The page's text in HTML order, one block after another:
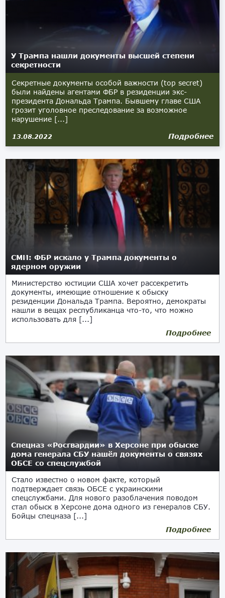
У Трампа нашли документы высшей степени
секретности
Секретные документы особой важности (top secret)
были найдены агентами ФБР в резиденции экс-
президента Дональда Трампа. Бывшему главе США
грозит уголовное преследование за возможное
нарушение [...]
13.08.2022 Подробнее
СМИ: ФБР искало у Трампа документы о
ядерном оружии
Министерство юстиции США хочет рассекретить
документы, имеющие отношение к обыску
резиденции Дональда Трампа. Вероятно, демократы
нашли в вещах республиканца что-то, что можно
использовать для [...]
Подробнее
Спецназ «Росгвардии» в Херсоне при обыске
дома генерала СБУ нашёл документы о связях
ОБСЕ со спецслужбой
Стало известно о новом факте, который
подтверждает связь ОБСЕ с украинскими
спецслужбами. Для нового разоблачения поводом
стал обыск в Херсоне дома одного из генералов СБУ.
Бойцы спецназа [...]
Подробнее